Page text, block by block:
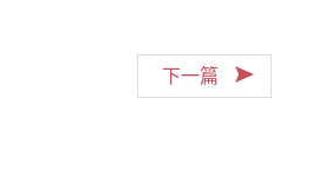
下一篇